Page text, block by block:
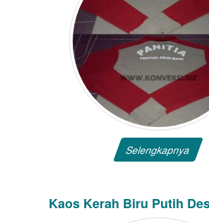
Selengkapnya
Kaos Kerah Biru Putih